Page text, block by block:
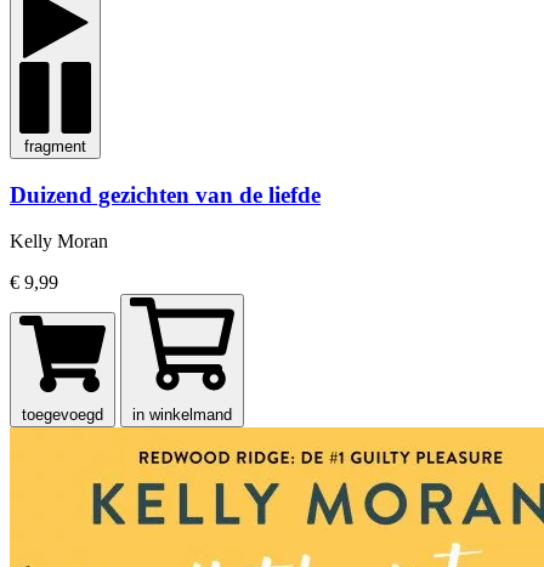
fragment
Duizend gezichten van de liefde
Kelly Moran
€ 9,99
toegevoegd in winkelmand